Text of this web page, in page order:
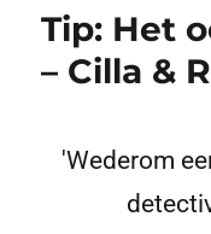
Tip: Het
– Cilla &
'Wederom